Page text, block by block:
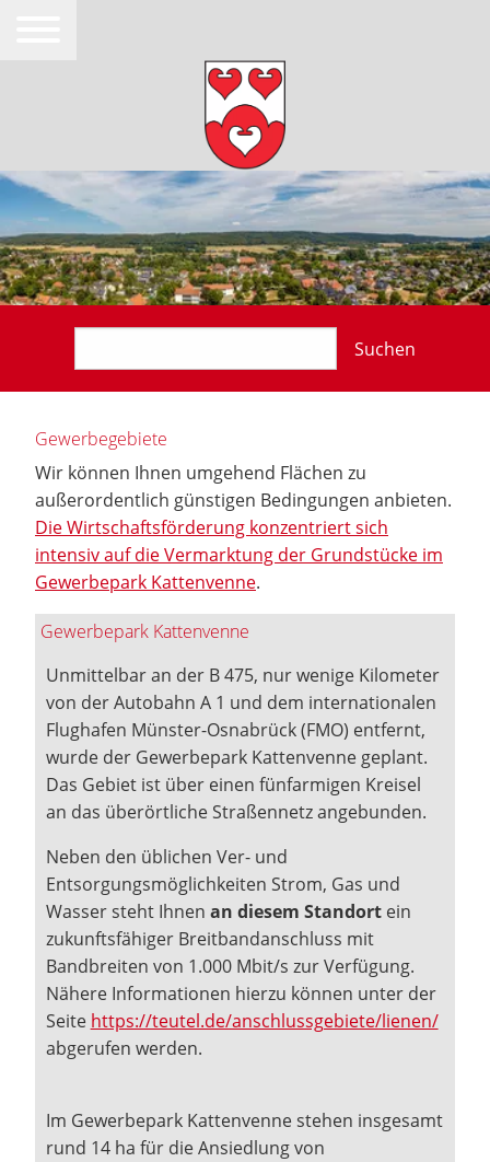
Suchen
Gewerbegebiete
Wir können Ihnen umgehend Flächen zu
außerordentlich günstigen Bedingungen anbieten.
Die Wirtschaftsförderung konzentriert sich
intensiv auf die Vermarktung der Grundstücke im
Gewerbepark Kattenvenne.
Gewerbepark Kattenvenne
Unmittelbar an der B 475, nur wenige Kilometer
von der Autobahn A 1 und dem internationalen
Flughafen Münster-Osnabrück (FMO) entfernt,
wurde der Gewerbepark Kattenvenne geplant.
Das Gebiet ist über einen fünfarmigen Kreisel
an das überörtliche Straßennetz angebunden.
Neben den üblichen Ver- und
Entsorgungsmöglichkeiten Strom, Gas und
Wasser steht Ihnen an diesem Standortein
zukunftsfähiger Breitbandanschluss mit
Bandbreiten von 1.000 Mbit/s zur Verfügung.
Nähere Informationen hierzu können unter der
Seite https://teutel.de/anschlussgebiete/lienen/
abgerufen werden.
Im Gewerbepark Kattenvenne stehen insgesamt
rund 14 ha für die Ansiedlung von